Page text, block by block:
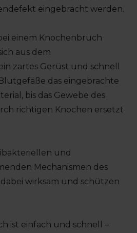
eingebracht werden.
einem Knochenbruch
aus dem
zartes Gerüst und schnell
das eingebrachte
bis das Gewebe des
richtigen Knochen ersetzt
und
Mechanismen des
wirksam und schützen
ist einfach und schnell –